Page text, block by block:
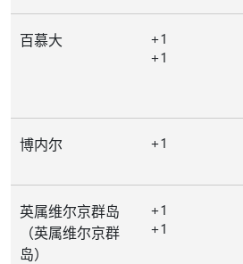
百慕大
+1
+1
博内尔 +1
英属维尔京群岛
（英属维尔京群
岛）
+1
+1